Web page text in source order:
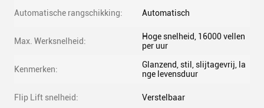
Automatische rangschikking: Automatisch
Max. Werksnelheid:
Hoge snelheid, 16000 vellen
per uur
Kenmerken:
Glanzend, stil, slijtagevrij, la
nge levensduur
Flip Lift snelheid: Verstelbaar